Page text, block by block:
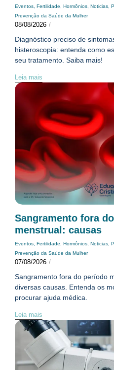
Eventos Fertilidade Hormônios Noticias
Prevenção da Saúde da Mulher
08/08/2026 /
Diagnóstico preciso de
histeroscopia: entenda como
seu tratamento. Saiba mais!
Leia mais
Sangramento fora
menstrual: causas
Eventos Fertilidade Hormônios Noticias
Prevenção da Saúde da Mulher
07/08/2026 /
Sangramento fora do período
diversas causas. Entenda os
procurar ajuda médica.
Leia mais